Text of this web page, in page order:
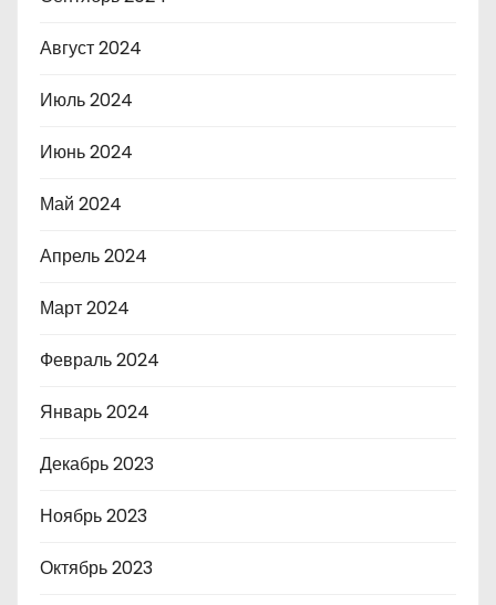
Август 2024
Июль 2024
Июнь 2024
Май 2024
Апрель 2024
Март 2024
Февраль 2024
Январь 2024
Декабрь 2023
Ноябрь 2023
Октябрь 2023